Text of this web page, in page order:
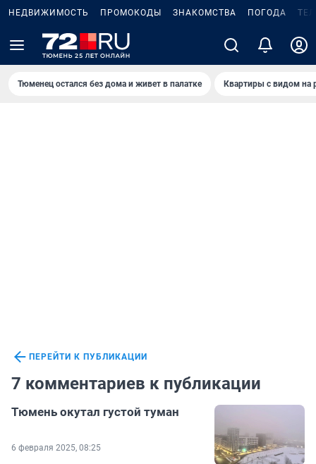
НЕДВИЖИМОСТЬ ПРОМОКОДЫ ЗНАКОМСТВА ПОГОДА
Тюменец остался без дома и живет в палатке Квартиры с видом на
ПЕРЕЙТИ К ПУБЛИКАЦИИ
7 комментариев к публикации
Тюмень окутал густой туман
6 февраля 2025, 08:25